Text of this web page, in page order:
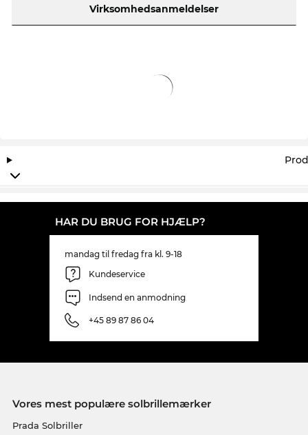
Virksomhedsanmeldelser
HAR DU BRUG FOR HJÆLP?
mandag til fredag fra kl. 9-18
Kundeservice
Indsend en anmodning
+45 89 87 86 04
Vores mest populære solbrillemærker
Prada Solbriller